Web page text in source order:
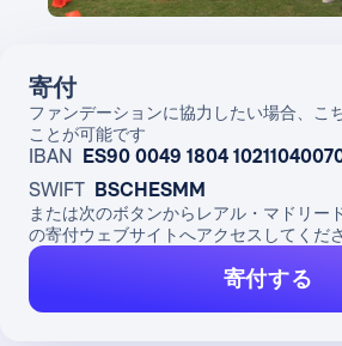
寄付
ファンデーションに協力したい場合、こ
ことが可能です
IBAN ES90 0049 1804
SWIFT BSCHESMM
または次のボタンからレアル・マドリー
の寄付ウェブサイトへアクセスしてくだ
寄付する